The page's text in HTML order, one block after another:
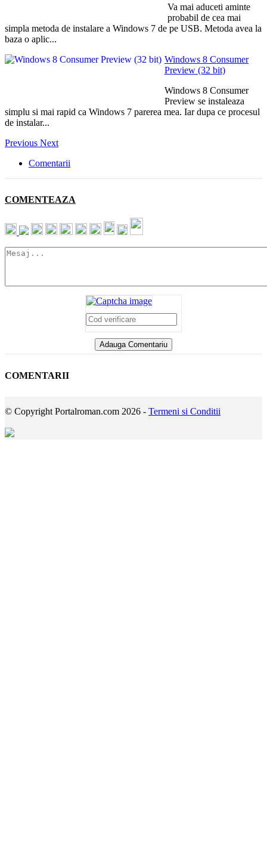
Va mai aduceti aminte
probabil de cea mai
simpla metoda de instalare a Windows 7 de pe USB. Metoda avea la
baza o aplic...
Windows 8 Consumer
Preview (32 bit)
Windows 8 Consumer
Preview se instaleaza
simplu si mai rapid ca Windows 7 parerea mea. Iar dupa ce procesul
de instalar...
Previous Next
Comentarii
COMENTEAZA
COMENTARII
© Copyright Portalroman.com 2026 - Termeni si Conditii